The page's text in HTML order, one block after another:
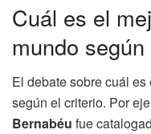
Cuál es el
mundo
El debate sobre cuál
según el criterio. Por
Bernabéu fue